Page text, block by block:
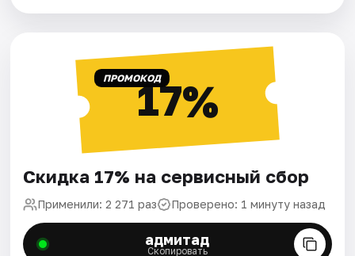
ПРОМОКОД17%
Скидка 17% на сервисный сбор
Применили: 2 271 раз Проверено: 1 минуту назад
адмитад
Скопировать